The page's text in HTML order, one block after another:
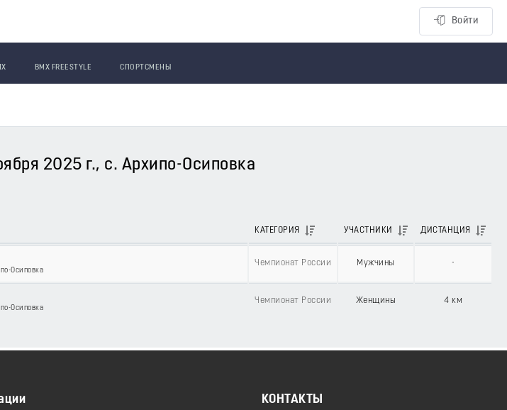
Войти
BMX FREESTYLE СПОРТСМЕНЫ
2025 г., с. Архипо-Осиповка
КАТЕГОРИЯ УЧАСТНИКИ ДИСТАНЦИЯ
Осиповка
Чемпионат России Мужчины -
Осиповка
Чемпионат России Женщины 4 км
КОНТАКТЫ